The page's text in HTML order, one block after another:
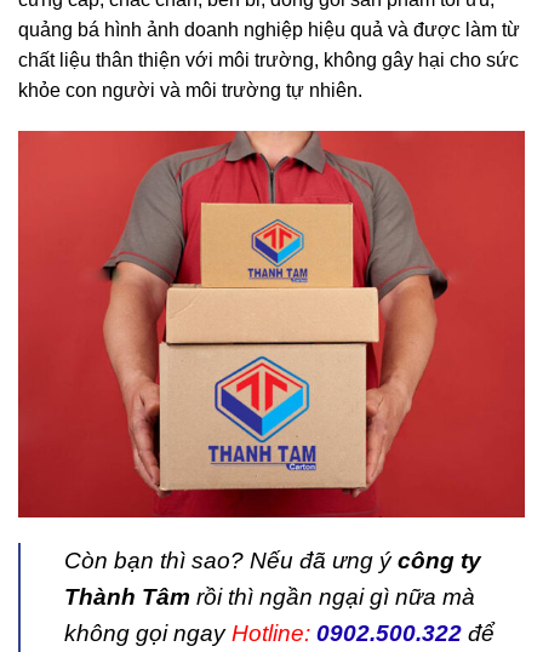
quảng bá hình ảnh doanh nghiệp hiệu quả và được làm từ
chất liệu thân thiện với môi trường, không gây hại cho sức
khỏe con người và môi trường tự nhiên.
Còn bạn thì sao? Nếu đã ưng ýcông ty
Thành Tâm rồi thì ngần ngại gì nữa mà
không gọi ngayHotline: 0902.500.322 để